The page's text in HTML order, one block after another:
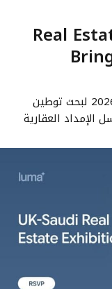
Real
ينعقد في الرياض يومي 28 و29 أكتوبر 2026 لبحث توطين